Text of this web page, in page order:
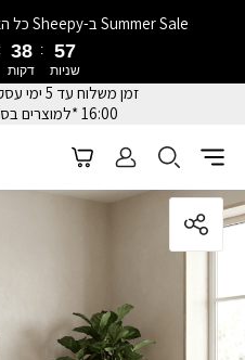
זמן משלוח עד 5 ימי עסקים למזמינים עד השעה
16:00 *למוצרים בסטטוס "איסוף מיידי"
Summer Sale ב-Sheepy כל האתר עם פריט שני ב-40% הנחה
38
דקות
56
שניות